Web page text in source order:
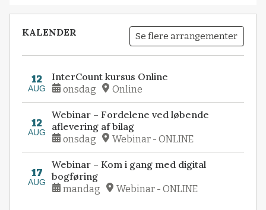
KALENDER Se flere arrangementer
12
AUG
InterCount kursus Online
onsdag Online
12
AUG
Webinar – Fordelene ved løbende
aflevering af bilag
onsdag Webinar - ONLINE
17
AUG
Webinar – Kom i gang med digital
bogføring
mandag Webinar - ONLINE